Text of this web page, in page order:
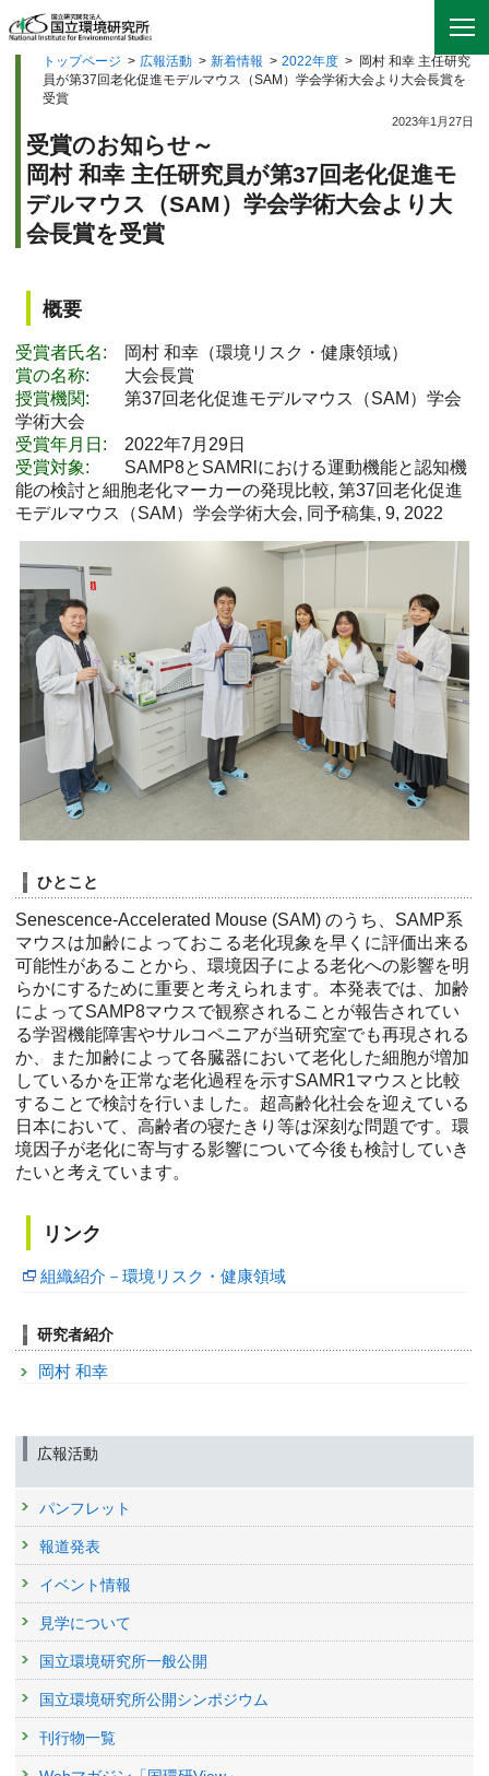
トップページ > 広報活動 > 新着情報 > 2022年度 > 岡村 和幸 主任研究
員が第37回老化促進モデルマウス（SAM）学会学術大会より大会長賞を
受賞
2023年1月27日
受賞のお知らせ～
岡村 和幸 主任研究員が第37回老化促進モ
デルマウス（SAM）学会学術大会より大
会長賞を受賞
概要
受賞者氏名: 岡村 和幸（環境リスク・健康領域）
賞の名称: 大会長賞
授賞機関: 第37回老化促進モデルマウス（SAM）学会
学術大会
受賞年月日: 2022年7月29日
受賞対象: SAMP8とSAMRlにおける運動機能と認知機
能の検討と細胞老化マーカーの発現比較, 第37回老化促進
モデルマウス（SAM）学会学術大会, 同予稿集, 9, 2022
ひとこと
Senescence-Accelerated Mouse (SAM) のうち、SAMP系
マウスは加齢によっておこる老化現象を早くに評価出来る
可能性があることから、環境因子による老化への影響を明
らかにするために重要と考えられます。本発表では、加齢
によってSAMP8マウスで観察されることが報告されてい
る学習機能障害やサルコペニアが当研究室でも再現される
か、また加齢によって各臓器において老化した細胞が増加
しているかを正常な老化過程を示すSAMR1マウスと比較
することで検討を行いました。超高齢化社会を迎えている
日本において、高齢者の寝たきり等は深刻な問題です。環
境因子が老化に寄与する影響について今後も検討していき
たいと考えています。
リンク
組織紹介－環境リスク・健康領域
研究者紹介
岡村 和幸
広報活動
パンフレット
報道発表
イベント情報
見学について
国立環境研究所一般公開
国立環境研究所公開シンポジウム
刊行物一覧